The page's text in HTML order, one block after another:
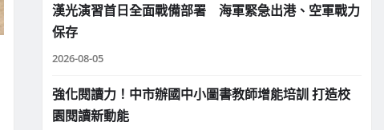
漢光演習首日全面戰備部署 海軍緊急出港、空軍戰力
保存
2026-08-05
強化閱讀力！中市辦國中小圖書教師增能培訓 打造校
園閱讀新動能